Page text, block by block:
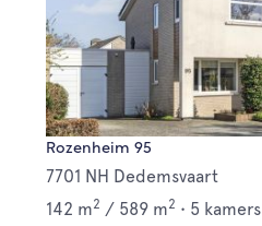
Rozenheim 95
7701 NH Dedemsvaart
142 m2 / 589 m2 • 5 kamers